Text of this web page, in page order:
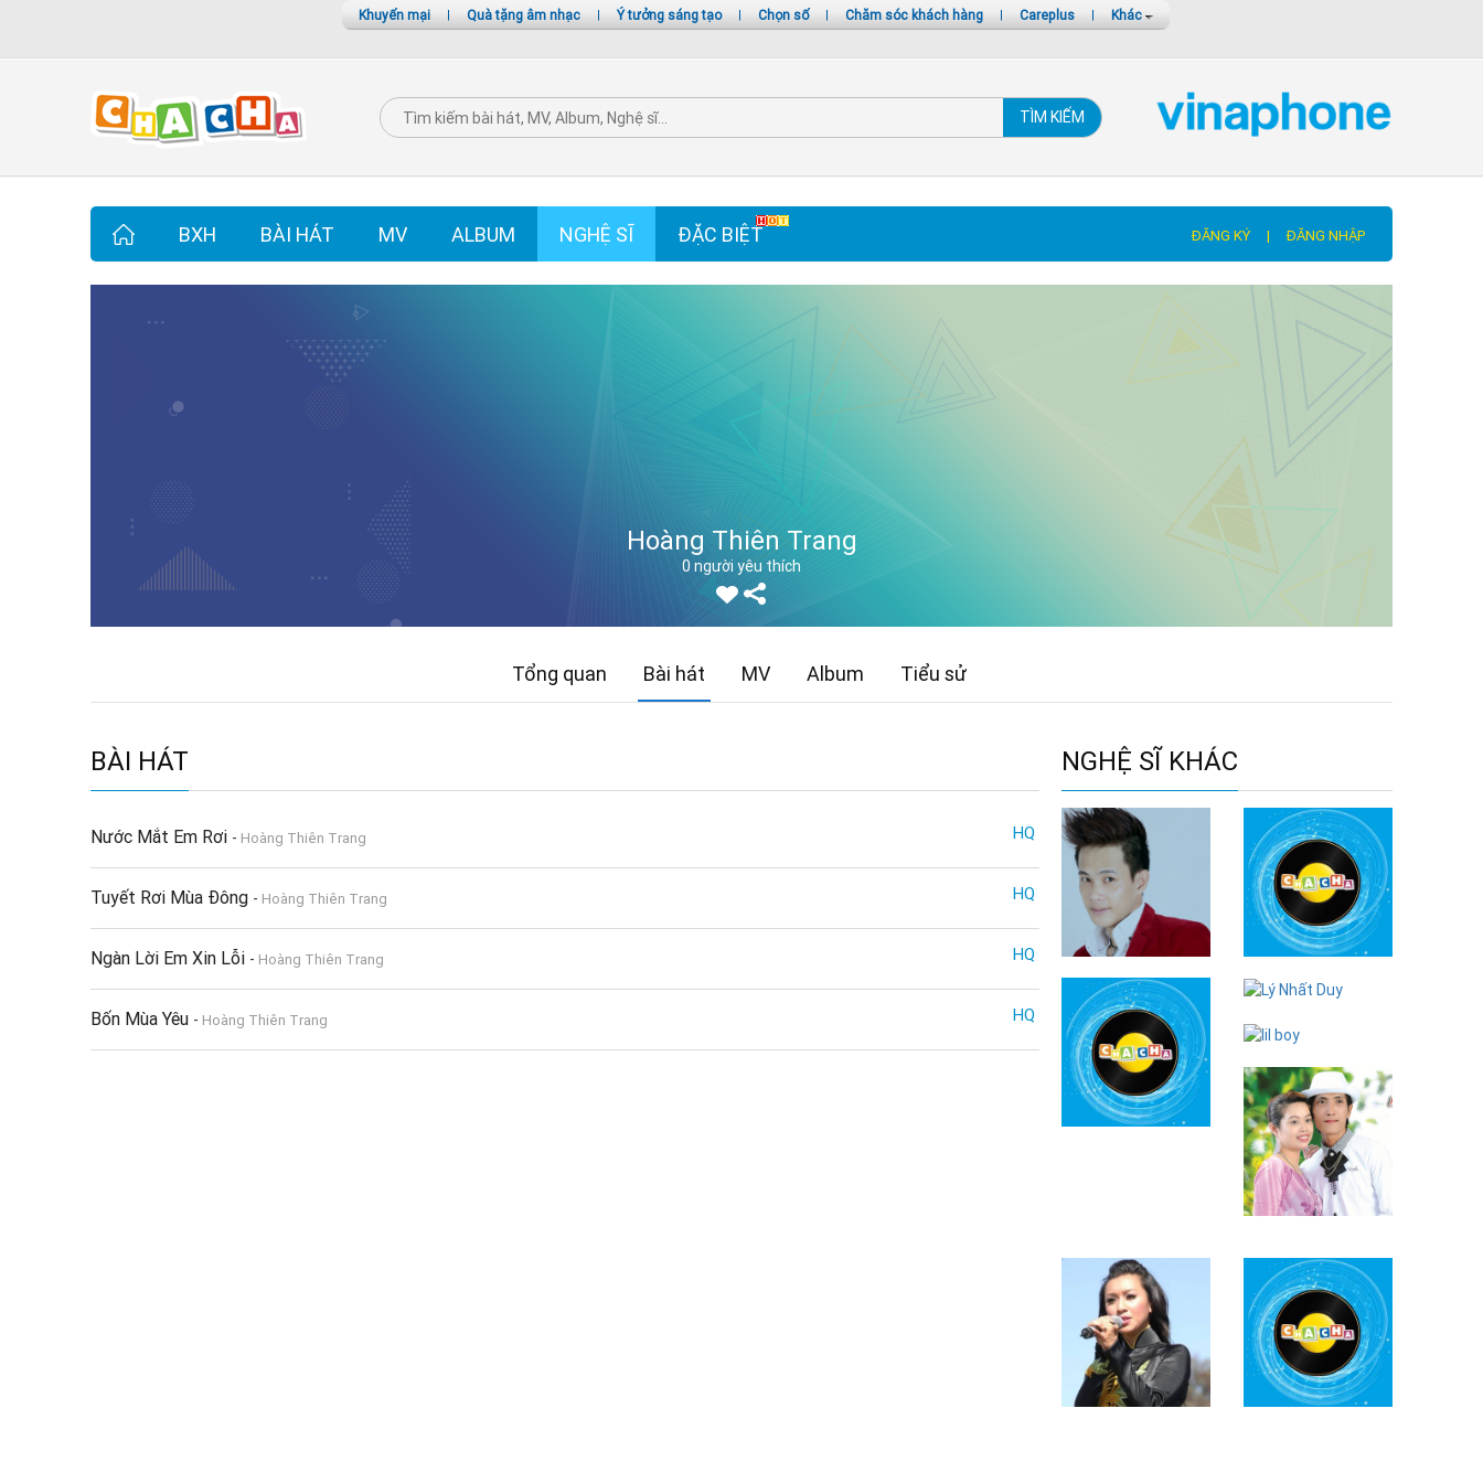
Khuyến mại | Quà tặng âm nhạc | Ý tưởng sáng tạo | Chọn số | Chăm sóc khách hàng | Careplus | Khác
TÌM KIẾM
BXH BÀI HÁT MV ALBUM NGHỆ SĨ ĐẶC BIỆT ĐĂNG KÝ | ĐĂNG NHẬP
Hoàng Thiên Trang
0 người yêu thích
Tổng quan Bài hát MV Album Tiểu sử
BÀI HÁT
Nước Mắt Em Rơi - Hoàng Thiên Trang HQ
Tuyết Rơi Mùa Đông - Hoàng Thiên Trang HQ
Ngàn Lời Em Xin Lỗi - Hoàng Thiên Trang HQ
Bốn Mùa Yêu - Hoàng Thiên Trang HQ
NGHỆ SĨ KHÁC